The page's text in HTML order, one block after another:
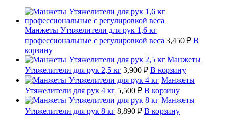
Манжеты Утяжелители для рук 1,6 кг
профессиональные с регулировкой веса 3,450 ₽ В
корзину
Манжеты
Утяжелители для рук 2,5 кг 3,900 ₽ В корзину
Манжеты
Утяжелители для рук 4 кг 5,500 ₽ В корзину
Манжеты
Утяжелители для рук 8 кг 8,890 ₽ В корзину